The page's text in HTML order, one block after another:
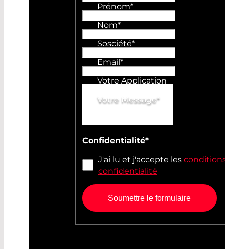
Prénom*
Nom*
Sosciété*
Email *
Votre Application
Votre Message*
Confidentialité*
J'ai lu et j'accepte les
confidentialité
Soumettre le formulaire